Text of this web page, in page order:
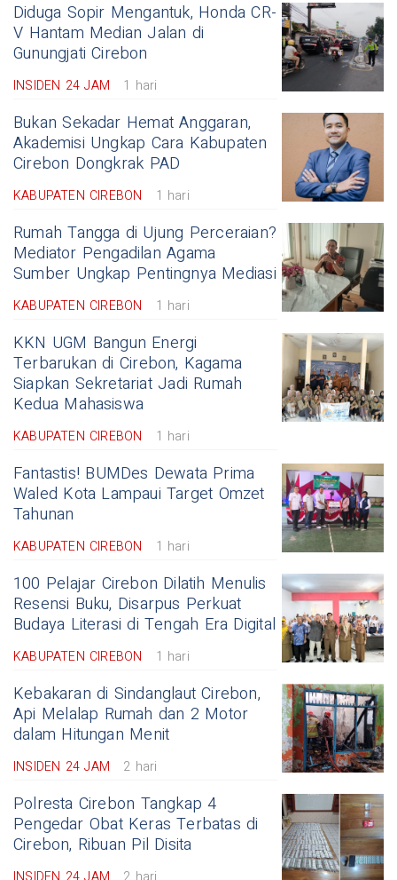
Diduga Sopir Mengantuk, Honda CR-
V Hantam Median Jalan di
Gunungjati Cirebon
INSIDEN 24 JAM 1 hari
Bukan Sekadar Hemat Anggaran,
Akademisi Ungkap Cara Kabupaten
Cirebon Dongkrak PAD
KABUPATEN CIREBON 1 hari
Rumah Tangga di Ujung Perceraian?
Mediator Pengadilan Agama
Sumber Ungkap Pentingnya Mediasi
KABUPATEN CIREBON 1 hari
KKN UGM Bangun Energi
Terbarukan di Cirebon, Kagama
Siapkan Sekretariat Jadi Rumah
Kedua Mahasiswa
KABUPATEN CIREBON 1 hari
Fantastis! BUMDes Dewata Prima
Waled Kota Lampaui Target Omzet
Tahunan
KABUPATEN CIREBON 1 hari
100 Pelajar Cirebon Dilatih Menulis
Resensi Buku, Disarpus Perkuat
Budaya Literasi di Tengah Era Digital
KABUPATEN CIREBON 1 hari
Kebakaran di Sindanglaut Cirebon,
Api Melalap Rumah dan 2 Motor
dalam Hitungan Menit
INSIDEN 24 JAM 2 hari
Polresta Cirebon Tangkap 4
Pengedar Obat Keras Terbatas di
Cirebon, Ribuan Pil Disita